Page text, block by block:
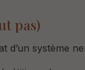
pas)
d’un système